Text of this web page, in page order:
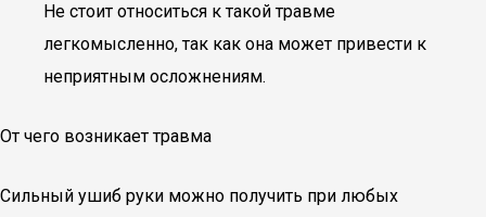
Не стоит относиться к такой травме
легкомысленно, так как она может привести к
неприятным осложнениям.
От чего возникает травма
Сильный ушиб руки можно получить при любых